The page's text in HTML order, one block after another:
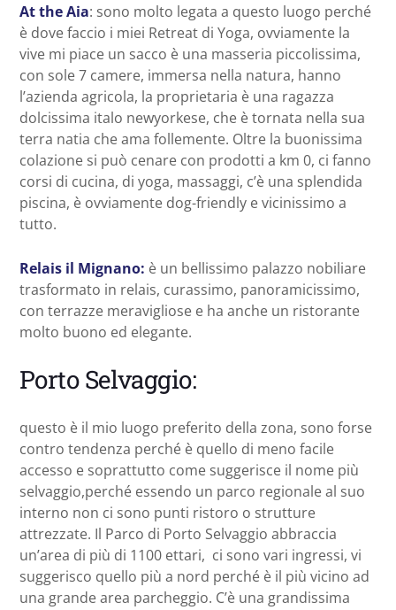
At the Aia: sono molto legata a questo luogo perché
è dove faccio i miei Retreat di Yoga, ovviamente la
vive mi piace un sacco è una masseria piccolissima,
con sole 7 camere, immersa nella natura, hanno
l’azienda agricola, la proprietaria è una ragazza
dolcissima italo newyorkese, che è tornata nella sua
terra natia che ama follemente. Oltre la buonissima
colazione si può cenare con prodotti a km 0, ci fanno
corsi di cucina, di yoga, massaggi, c’è una splendida
piscina, è ovviamente dog-friendly e vicinissimo a
tutto.
Relais il Mignano: è un bellissimo palazzo nobiliare
trasformato in relais, curassimo, panoramicissimo,
con terrazze meravigliose e ha anche un ristorante
molto buono ed elegante.
Porto Selvaggio:
questo è il mio luogo preferito della zona, sono forse
contro tendenza perché è quello di meno facile
accesso e soprattutto come suggerisce il nome più
selvaggio,perché essendo un parco regionale al suo
interno non ci sono punti ristoro o strutture
attrezzate. Il Parco di Porto Selvaggio abbraccia
un’area di più di 1100 ettari, ci sono vari ingressi, vi
suggerisco quello più a nord perché è il più vicino ad
una grande area parcheggio. C’è una grandissima